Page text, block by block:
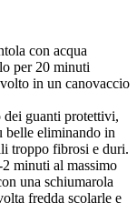
con acqua
per 20 minuti
in un canovaccio
guanti protettivi,
belle eliminando in
troppo fibrosi e duri.
minuti al massimo
una schiumarola
fredda scolarle e